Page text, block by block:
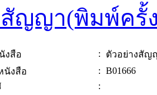
สัญญา(พิมพ์ครั้
งสือ :
ตัวอย่างสัญ
นังสือ
: B01666
: